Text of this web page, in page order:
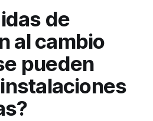
de
al cambio
pueden